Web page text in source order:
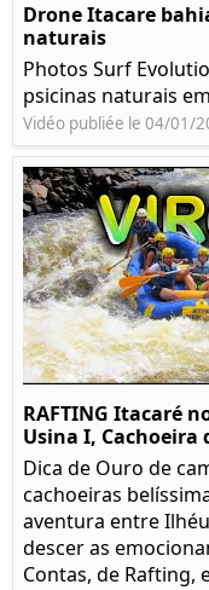
Drone Itacare
naturais
Photos Surf
psicinas naturais
Vidéo publiée le 04/01/
RAFTING Itacaré
Usina I, Cachoeira
Dica de Ouro de
cachoeiras
aventura entre
descer as
Contas, de Rafting,